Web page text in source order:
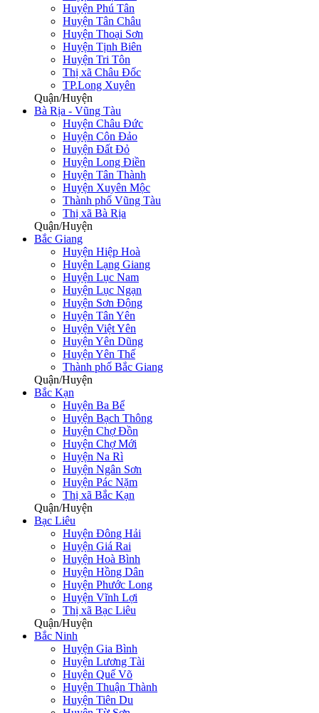
Huyện Phú Tân
Huyện Tân Châu
Huyện Thoại Sơn
Huyện Tịnh Biên
Huyện Tri Tôn
Thị xã Châu Đốc
TP.Long Xuyên
Quận/Huyện
Bà Rịa - Vũng Tàu
Huyện Châu Đức
Huyện Côn Đảo
Huyện Đất Đỏ
Huyện Long Điền
Huyện Tân Thành
Huyện Xuyên Mộc
Thành phố Vũng Tàu
Thị xã Bà Rịa
Quận/Huyện
Bắc Giang
Huyện Hiệp Hoà
Huyện Lạng Giang
Huyện Lục Nam
Huyện Lục Ngạn
Huyện Sơn Động
Huyện Tân Yên
Huyện Việt Yên
Huyện Yên Dũng
Huyện Yên Thế
Thành phố Bắc Giang
Quận/Huyện
Bắc Kạn
Huyện Ba Bể
Huyện Bạch Thông
Huyện Chợ Đồn
Huyện Chợ Mới
Huyện Na Rì
Huyện Ngân Sơn
Huyện Pác Nặm
Thị xã Bắc Kạn
Quận/Huyện
Bạc Liêu
Huyện Đông Hải
Huyện Giá Rai
Huyện Hoà Bình
Huyện Hồng Dân
Huyện Phước Long
Huyện Vĩnh Lợi
Thị xã Bạc Liêu
Quận/Huyện
Bắc Ninh
Huyện Gia Bình
Huyện Lương Tài
Huyện Quế Võ
Huyện Thuận Thành
Huyện Tiên Du